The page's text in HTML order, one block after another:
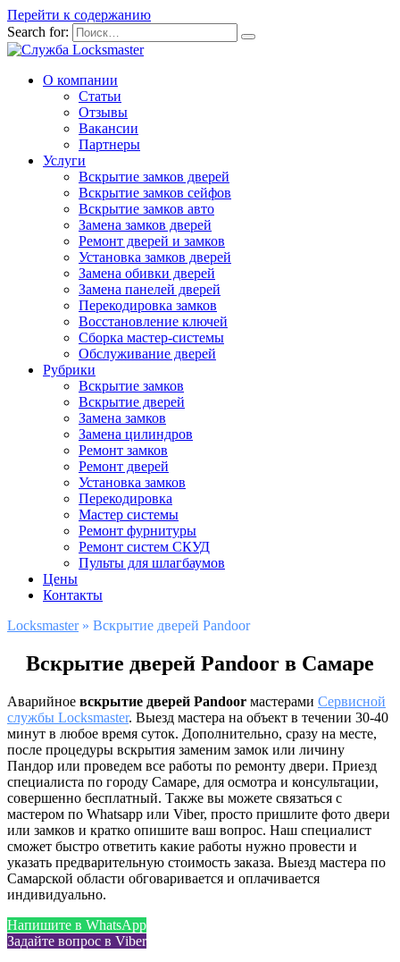
Перейти к содержанию
Search for:
О компании
Статьи
Отзывы
Вакансии
Партнеры
Услуги
Вскрытие замков дверей
Вскрытие замков сейфов
Вскрытие замков авто
Замена замков дверей
Ремонт дверей и замков
Установка замков дверей
Замена обивки дверей
Замена панелей дверей
Перекодировка замков
Восстановление ключей
Сборка мастер-системы
Обслуживание дверей
Рубрики
Вскрытие замков
Вскрытие дверей
Замена замков
Замена цилиндров
Ремонт замков
Ремонт дверей
Установка замков
Перекодировка
Мастер системы
Ремонт фурнитуры
Ремонт систем СКУД
Пульты для шлагбаумов
Цены
Контакты
Locksmaster» Вскрытие дверей Pandoor
Вскрытие дверей Pandoor в Самаре
Аварийное вскрытие дверей Pandoor мастерами Сервисной
службы Locksmaster. Выезд мастера на объект в течении 30-40
минут в любое время суток. Дополнительно, сразу на месте,
после процедуры вскрытия заменим замок или личину
Пандор или проведем все работы по ремонту двери. Приезд
специалиста по городу Самаре, для осмотра и консультации,
совершенно бесплатный. Также вы можете связаться с
мастером по Whatsapp или Viber, просто пришлите фото двери
или замков и кратко опишите ваш вопрос. Наш специалист
сможет быстро ответить какие работы нужно провести и
указать предварительную стоимость заказа. Выезд мастера по
Самарской области обговаривается и оплачивается
индивидуально.
Напишите в WhatsApp
Задайте вопрос в Viber